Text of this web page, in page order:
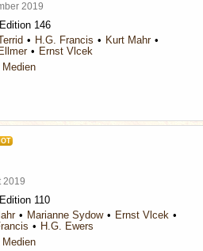
2019
146
H.G. Francis
Kurt Mahr
Ernst Vlcek
Medien
2019
110
Marianne Sydow
Ernst Vlcek
H.G. Ewers
Medien